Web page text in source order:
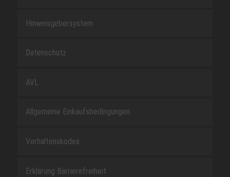
Hinweisgebersystem
Datenschutz
AVL
Allgemeine Einkaufsbedingungen
Verhaltenskodex
Erklärung Barrierefreiheit